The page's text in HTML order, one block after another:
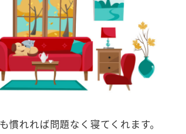
慣れれば問題なく寝てくれます。